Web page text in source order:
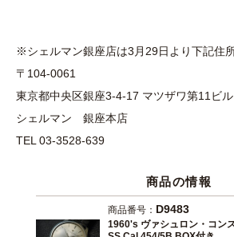
※シェルマン銀座店は3月29日より下記住
〒104-0061
東京都中央区銀座3-4-17 マツザワ第11ビル
シェルマン 銀座本店
TEL 03-3528-639
商品の情報
商品番号： D9483
1960's ヴァシュロン・コン